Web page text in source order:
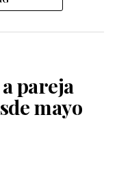
pareja
mayo